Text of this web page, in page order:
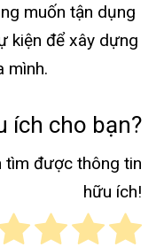
muốn tận dụng
kiện để xây dựng
mình.
ích cho bạn?
tìm được thông tin
hữu ích!